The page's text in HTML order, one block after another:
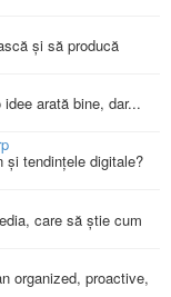
și să producă
arată bine, dar...
și tendințele digitale?
care să știe cum
organized, proactive,